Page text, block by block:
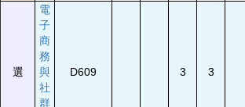
選
電
子
商
務
與
社
群
D609 3 3